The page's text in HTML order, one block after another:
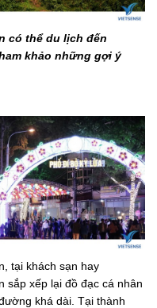
có thể du lịch đến
khảo những gợi ý
tại khách sạn hay
sắp xếp lại đồ đạc cá nhân
khá dài. Tại thành